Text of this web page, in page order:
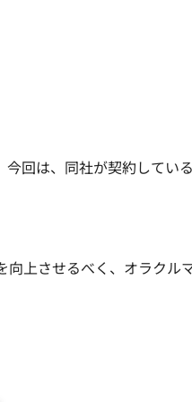
回は、同社が契約してい
上させるべく、オラクル